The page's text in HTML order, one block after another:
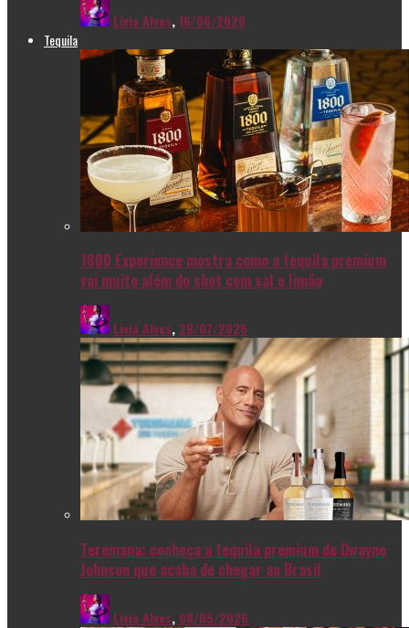
Livia Alves,16/06/2026
Tequila
1800 Experience mostra como a tequila premium
vai muito além do shot com sal e limão
Livia Alves, 28/07/2026
Teremana: conheça a tequila premium de Dwayne
Johnson que acaba de chegar ao Brasil
Livia Alves, 08/05/2026